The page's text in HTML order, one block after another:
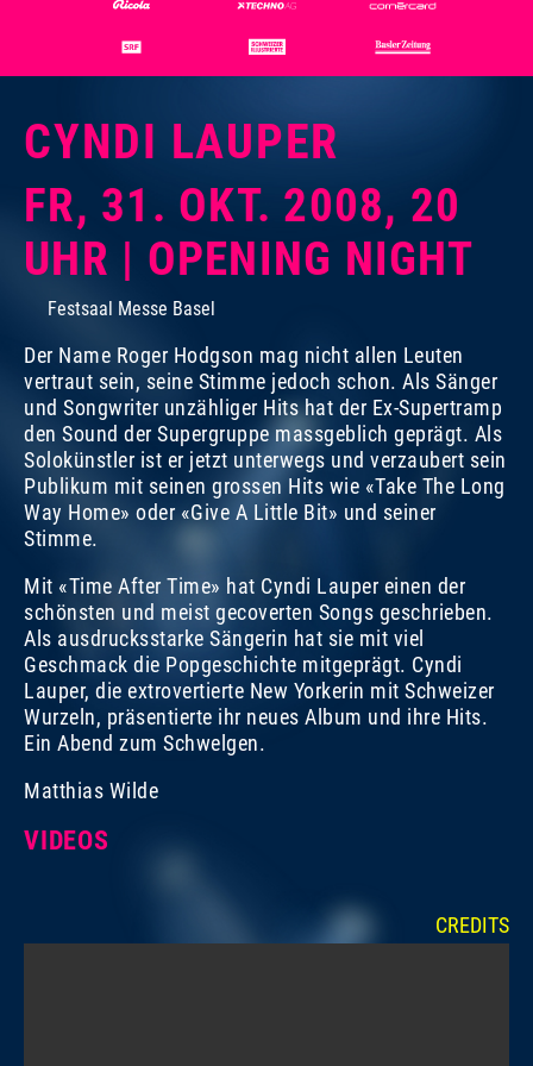
CYNDI LAUPER
FR, 31. OKT. 2008, 20
UHR | OPENING NIGHT
Festsaal Messe Basel
Der Name Roger Hodgson mag nicht allen Leuten
vertraut sein, seine Stimme jedoch schon. Als Sänger
und Songwriter unzähliger Hits hat der Ex-Supertramp
den Sound der Supergruppe massgeblich geprägt. Als
Solokünstler ist er jetzt unterwegs und verzaubert sein
Publikum mit seinen grossen Hits wie «Take The Long
Way Home» oder «Give A Little Bit» und seiner
Stimme.
Mit «Time After Time» hat Cyndi Lauper einen der
schönsten und meist gecoverten Songs geschrieben.
Als ausdrucksstarke Sängerin hat sie mit viel
Geschmack die Popgeschichte mitgeprägt. Cyndi
Lauper, die extrovertierte New Yorkerin mit Schweizer
Wurzeln, präsentierte ihr neues Album und ihre Hits.
Ein Abend zum Schwelgen.
Matthias Wilde
VIDEOS
CREDITS